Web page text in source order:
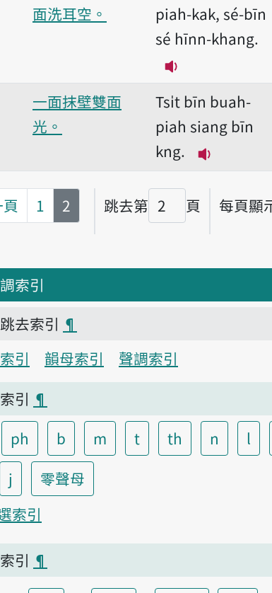
面洗耳空。
piah-kak, sé-bīn
sé hīnn-khang.
播放音讀Sàu-
一面抹壁雙面
光。
Tsi̍t bīn buah-
piah siang bīn
kng.
播放音讀
頁 1 第
2 跳去第
頁碼
頁 每頁顯
索引
去索引 ¶
引
韻母索引
聲調索引
引 ¶
ph b m t th n l
j
零聲母
索引
引 ¶